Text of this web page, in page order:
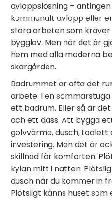
avloppslösning –
kommunalt avlopp eller
stora arbeten som
bygglov. Men när det är
hem med alla moderna
skärgården.
Badrummet är ofta det
arbete. I en
ett badrum. Eller så är
och ett dass. Att bygga
golvvärme, dusch,
investering. Men det är
skillnad för komforten.
kylan mitt i natten.
dusch när du kommer in
Plötsligt känns huset